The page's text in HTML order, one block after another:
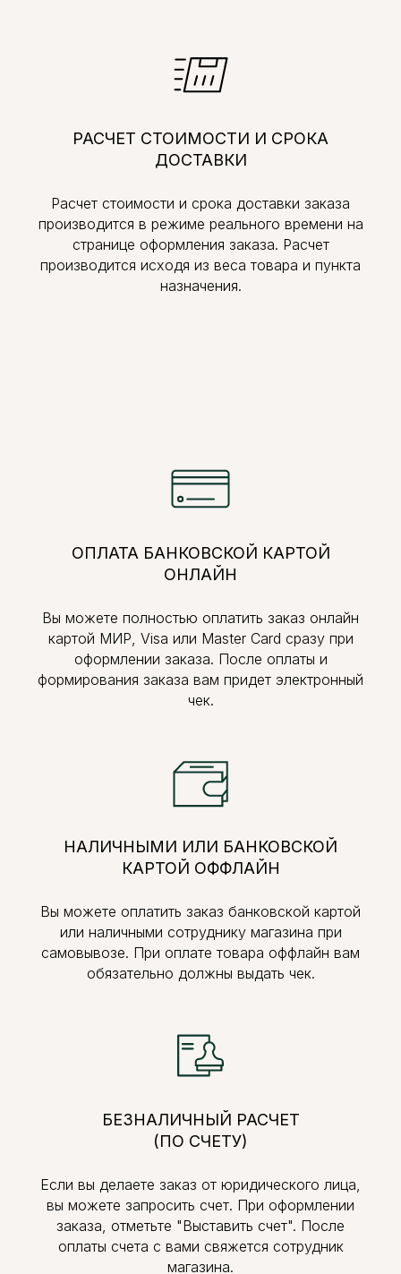
РАСЧЕТ СТОИМОСТИ И СРОКА
ДОСТАВКИ
Расчет стоимости и срока доставки заказа
производится в режиме реального времени на
странице оформления заказа. Расчет
производится исходя из веса товара и пункта
назначения.
ОПЛАТА БАНКОВСКОЙ КАРТОЙ
ОНЛАЙН
Вы можете полностью оплатить заказ онлайн
картой МИР, Visa или Master Card сразу при
оформлении заказа. После оплаты и
формирования заказа вам придет электронный
чек.
НАЛИЧНЫМИ ИЛИ БАНКОВСКОЙ
КАРТОЙ ОФФЛАЙН
Вы можете оплатить заказ банковской картой
или наличными сотруднику магазина при
самовывозе. При оплате товара оффлайн вам
обязательно должны выдать чек.
БЕЗНАЛИЧНЫЙ РАСЧЕТ
(ПО СЧЕТУ)
Если вы делаете заказ от юридического лица,
вы можете запросить счет. При оформлении
заказа, отметьте "Выставить счет". После
оплаты счета с вами свяжется сотрудник
магазина.